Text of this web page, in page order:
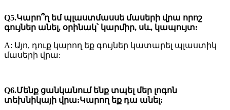
Q5.Կարո՞ղ եմ պլաստմասսե մասերի վրա որոշ
գույներ անել, օրինակ՝ կարմիր, սև, կապույտ:
A: Այո, դուք կարող եք գույներ կատարել պլաստիկ
մասերի վրա:
Q6.Մենք ցանկանում ենք տպել մեր լոգոն
տեխնիկայի վրա:Կարող եք դա անել: